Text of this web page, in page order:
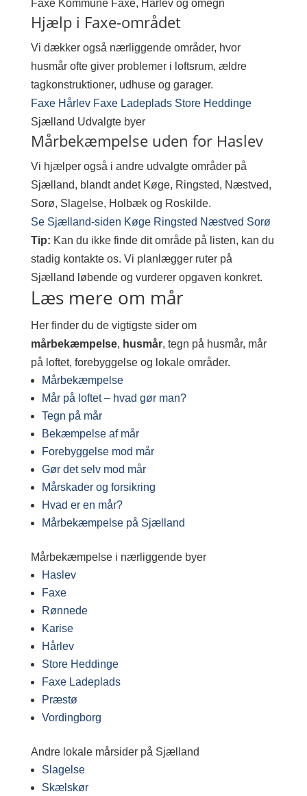
Faxe Kommune Faxe, Hårlev og omegn
Hjælp i Faxe-området
Vi dækker også nærliggende områder, hvor
husmår ofte giver problemer i loftsrum, ældre
tagkonstruktioner, udhuse og garager.
Faxe Hårlev Faxe Ladeplads Store Heddinge
Sjælland Udvalgte byer
Mårbekæmpelse uden for Haslev
Vi hjælper også i andre udvalgte områder på
Sjælland, blandt andet Køge, Ringsted, Næstved,
Sorø, Slagelse, Holbæk og Roskilde.
Se Sjælland-siden Køge Ringsted Næstved Sorø
Tip: Kan du ikke finde dit område på listen, kan du
stadig kontakte os. Vi planlægger ruter på
Sjælland løbende og vurderer opgaven konkret.
Læs mere om mår
Her finder du de vigtigste sider om
mårbekæmpelse, husmår, tegn på husmår, mår
på loftet, forebyggelse og lokale områder.
Mårbekæmpelse
Mår på loftet – hvad gør man?
Tegn på mår
Bekæmpelse af mår
Forebyggelse mod mår
Gør det selv mod mår
Mårskader og forsikring
Hvad er en mår?
Mårbekæmpelse på Sjælland
Mårbekæmpelse i nærliggende byer
Haslev
Faxe
Rønnede
Karise
Hårlev
Store Heddinge
Faxe Ladeplads
Præstø
Vordingborg
Andre lokale mårsider på Sjælland
Slagelse
Skælskør